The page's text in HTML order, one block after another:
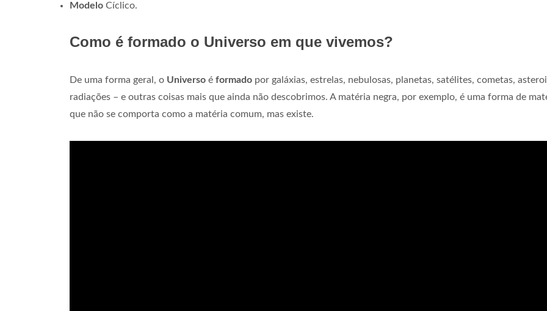
Modelo Cíclico.
Como é formado o Universo em que vivemos?
De uma forma geral, o Universo é formado por galáxias, estrelas, nebulosas, planetas, satélites, cometas,
radiações – e outras coisas mais que ainda não descobrimos. A matéria negra, por exemplo, é uma forma de
que não se comporta como a matéria comum, mas existe.